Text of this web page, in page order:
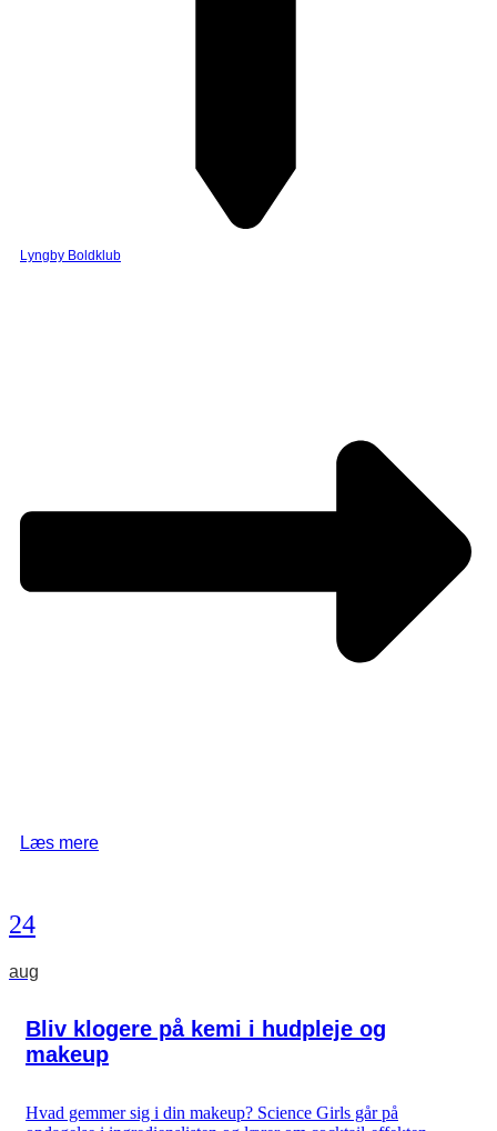
Lyngby Boldklub
Læs mere
24
aug
Bliv klogere på kemi i hudpleje og
makeup
Hvad gemmer sig i din makeup? Science Girls går på